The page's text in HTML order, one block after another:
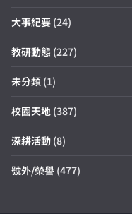
大事紀要 (24)
教研動態 (227)
未分類 (1)
校園天地 (387)
深耕活動 (8)
號外/榮譽 (477)